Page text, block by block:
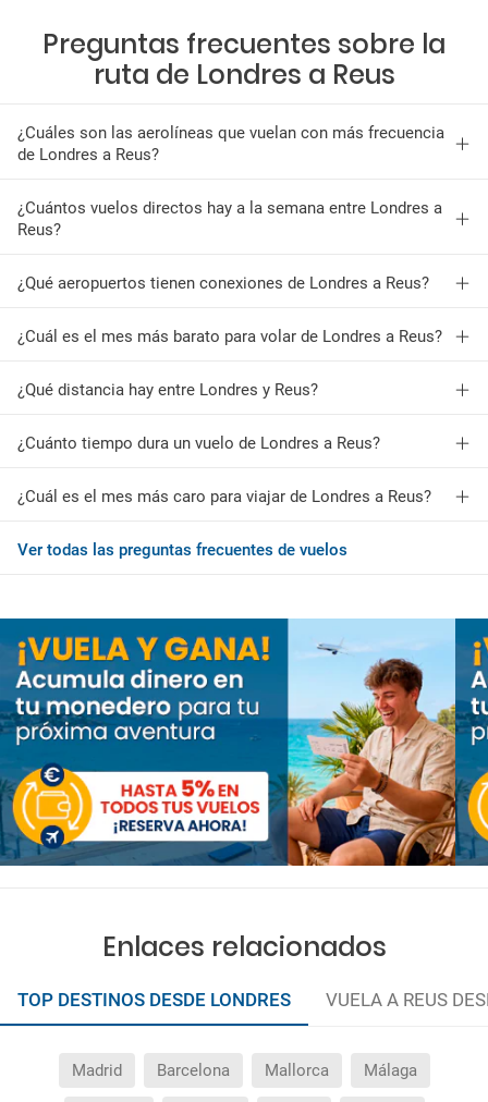
Preguntas frecuentes sobre la
ruta de Londres a Reus
¿Cuáles son las aerolíneas que vuelan con más frecuencia
de Londres a Reus?
¿Cuántos vuelos directos hay a la semana entre Londres a
Reus?
¿Qué aeropuertos tienen conexiones de Londres a Reus?
¿Cuál es el mes más barato para volar de Londres a Reus?
¿Qué distancia hay entre Londres y Reus?
¿Cuánto tiempo dura un vuelo de Londres a Reus?
¿Cuál es el mes más caro para viajar de Londres a Reus?
Ver todas las preguntas frecuentes de vuelos
Enlaces relacionados
TOP DESTINOS DESDE LONDRES VUELA A REUS
Madrid Barcelona Mallorca Málaga